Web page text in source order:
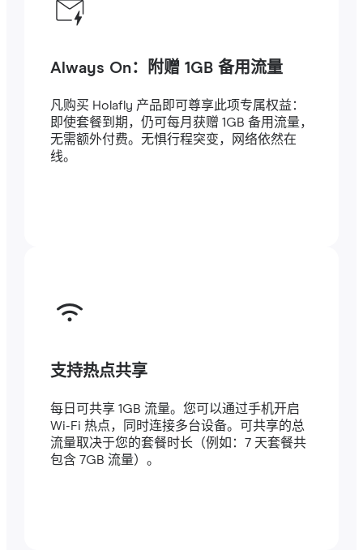
Always On：附赠 1GB 备用流量
凡购买 Holafly 产品即可尊享此项专属权益：
即使套餐到期，仍可每月获赠 1GB 备用流量，
无需额外付费。无惧行程突变，网络依然在
线。
支持热点共享
每日可共享 1GB 流量。您可以通过手机开启
Wi-Fi 热点，同时连接多台设备。可共享的总
流量取决于您的套餐时长（例如：7 天套餐共
包含 7GB 流量）。